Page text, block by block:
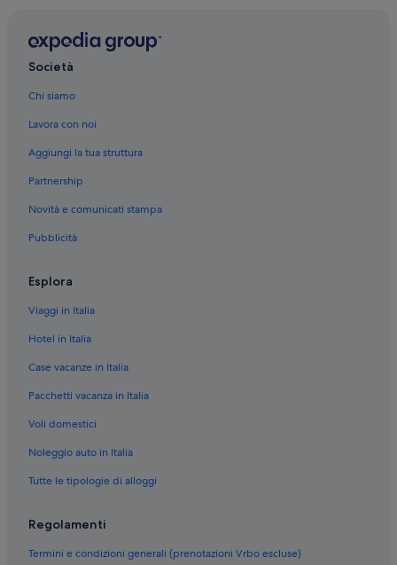
Società
Chi siamo
Lavora con noi
Aggiungi la tua struttura
Partnership
Novità e comunicati stampa
Pubblicità
Esplora
Viaggi in Italia
Hotel in Italia
Case vacanze in Italia
Pacchetti vacanza in Italia
Voli domestici
Noleggio auto in Italia
Tutte le tipologie di alloggi
Regolamenti
Termini e condizioni generali (prenotazioni Vrbo escluse)